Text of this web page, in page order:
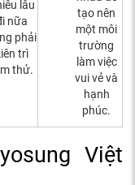
lâu
nữa
phải
trì
thử.
tạo nên
một môi
trường
làm việc
vui vẻ và
hạnh
phúc.
Việt